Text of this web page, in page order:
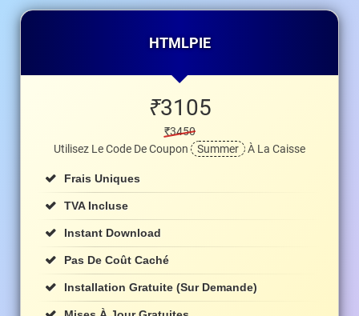
HTMLPIE
₹3105
₹3450
Utilisez Le Code De Coupon
Summer À La Caisse
Frais Uniques
TVA Incluse
Instant Download
Pas De Coût Caché
Installation Gratuite (sur Demande)